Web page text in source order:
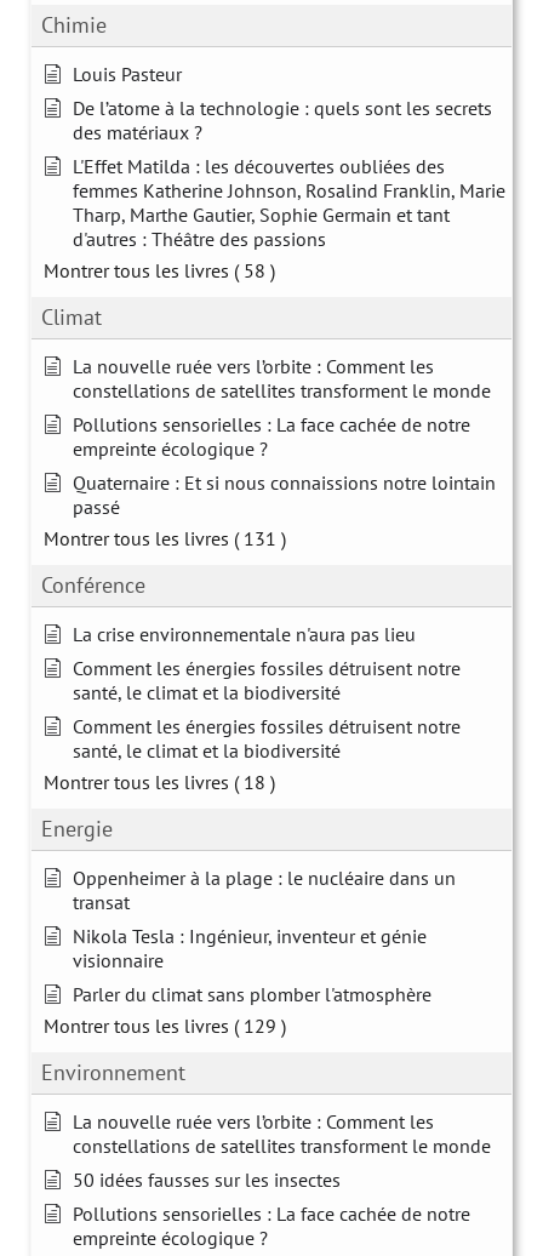
Chimie
Louis Pasteur
De l’atome à la technologie : quels sont les secrets
des matériaux ?
L'Effet Matilda : les découvertes oubliées des
femmes Katherine Johnson, Rosalind Franklin, Marie
Tharp, Marthe Gautier, Sophie Germain et tant
d'autres : Théâtre des passions
Montrer tous les livres ( 58 )
Climat
La nouvelle ruée vers l’orbite : Comment les
constellations de satellites transforment le monde
Pollutions sensorielles : La face cachée de notre
empreinte écologique ?
Quaternaire : Et si nous connaissions notre lointain
passé
Montrer tous les livres ( 131 )
Conférence
La crise environnementale n'aura pas lieu
Comment les énergies fossiles détruisent notre
santé, le climat et la biodiversité
Comment les énergies fossiles détruisent notre
santé, le climat et la biodiversité
Montrer tous les livres ( 18 )
Energie
Oppenheimer à la plage : le nucléaire dans un
transat
Nikola Tesla : Ingénieur, inventeur et génie
visionnaire
Parler du climat sans plomber l'atmosphère
Montrer tous les livres ( 129 )
Environnement
La nouvelle ruée vers l’orbite : Comment les
constellations de satellites transforment le monde
50 idées fausses sur les insectes
Pollutions sensorielles : La face cachée de notre
empreinte écologique ?